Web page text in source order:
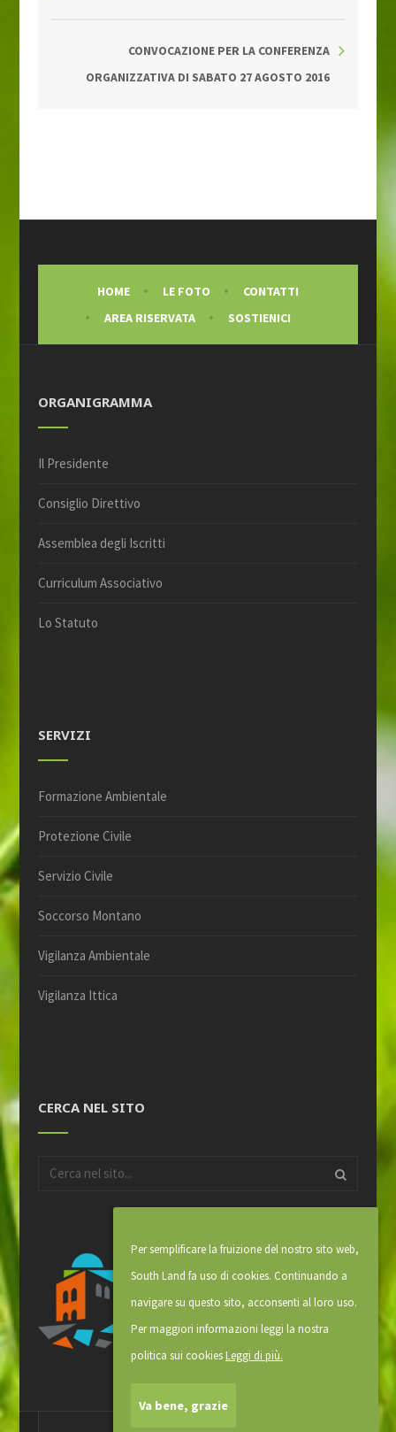
CONVOCAZIONE PER LA CONFERENZA
ORGANIZZATIVA DI SABATO 27 AGOSTO 2016
HOME LE FOTO
CONTATTI
AREA RISERVATA
SOSTIENICI
ORGANIGRAMMA
Il Presidente
Consiglio Direttivo
Assemblea degli Iscritti
Curriculum Associativo
Lo Statuto
SERVIZI
Formazione Ambientale
Protezione Civile
Servizio Civile
Soccorso Montano
Vigilanza Ambientale
Vigilanza Ittica
CERCA NEL SITO
Per semplificare la fruizione del nostro sito web,
South Land fa uso di cookies. Continuando a
navigare su questo sito, acconsenti al loro uso.
Per maggiori informazioni leggi la nostra
politica sui cookiesLeggi di più.
Va bene, grazie